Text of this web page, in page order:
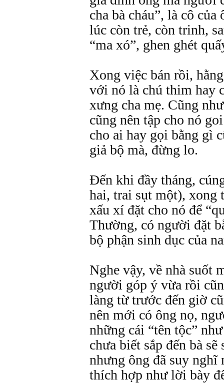
cha bà cháu”, là cô
lúc còn trẻ, còn trinh,
“ma xó”, ghen ghét
Xong việc bán rồi,
với nó là chú thim hay
xưng cha mẹ. Cũng
cũng nên tập cho nó
cho ai hay gọi bằng gì
giả bộ mà, đừng lo.
Đến khi đầy tháng,
hai, trai sụt một), xong
xấu xí đặt cho nó để
Thường, có người đặt
bộ phận sinh dục của
Nghe vậy, về nhà suốt
người góp ý vừa rồi
làng từ trước đến giờ
nên mới có ông nọ,
những cái “tên tộc”
chưa biết sắp đến bà
nhưng ông đã suy nghĩ
thích hợp như lời bày